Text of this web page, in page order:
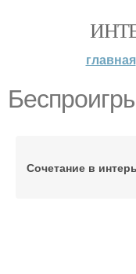
главная
Сочетание в